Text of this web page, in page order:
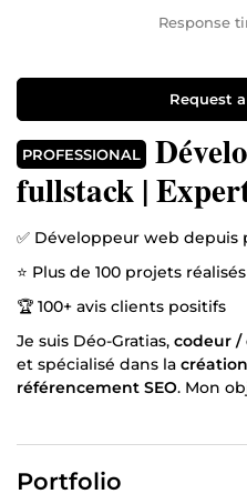
Response
Request
PROFESSIONAL
fullstack |
(Shopify,
✅ Développeur web depuis
⭐ Plus de 100 projets
🏆 100+ avis clients positifs
Je suis Déo-Gratias, codeur /
et spécialisé dans la
référencement SEO. Mon
Mes compétences :
✅ Création de sites web
Portfolio